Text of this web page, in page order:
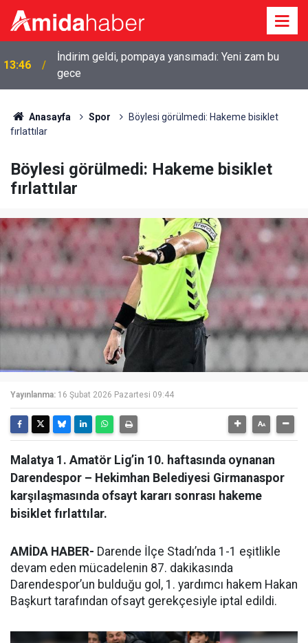
13:46
İndirim geldi, pompaya yansımadı: Yeni zam bu
gece
Anasayfa Spor
Böylesi görülmedi: Hakeme bisiklet
fırlattılar
Böylesi görülmedi: Hakeme bisiklet
fırlattılar
Yayınlanma: 16 Şubat 2026 Pazartesi 09:44
Malatya 1. Amatör Lig’in 10. haftasında oynanan
Darendespor – Hekimhan Belediyesi Girmanaspor
karşılaşmasında ofsayt kararı sonrası hakeme
bisiklet fırlattılar.
AMİDA HABER- Darende İlçe Stadı’nda 1-1 eşitlikle
devam eden mücadelenin 87. dakikasında
Darendespor’un bulduğu gol, 1. yardımcı hakem Hakan
Başkurt tarafından ofsayt gerekçesiyle iptal edildi.